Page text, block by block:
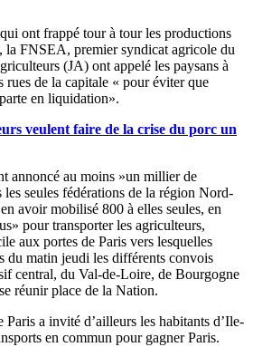
ont frappé tour à tour les productions
la FNSEA, premier syndicat agricole du
(JA) ont appelé les paysans à
rues de la capitale « pour éviter que
en liquidation».
veulent faire de la crise du porc un
annoncé au moins »un millier de
les seules fédérations de la région Nord-
avoir mobilisé 800 à elles seules, en
pour transporter les agriculteurs,
aux portes de Paris vers lesquelles
du matin jeudi les différents convois
central, du Val-de-Loire, de Bourgogne
réunir place de la Nation.
a invité d’ailleurs les habitants d’Ile-
en commun pour gagner Paris.